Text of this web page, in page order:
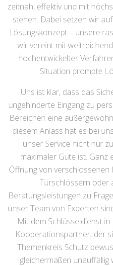
zeitnah, effektiv und mit
stehen. Dabei setzen wir
Lösungskonzept – unsere
wir vereint mit
hochentwickelter
Situation prompte
Uns ist klar, dass das
ungehinderte Eingang zu
Bereichen eine
diesem Anlass hat es bei
unser Service nicht nur
maximaler Güte ist. Ganz
Öffnung von
Türschlössern oder
Beratungsleistungen zu
unser Team von Experten
Mit dem Schlüsseldienst
Kooperationspartner, der
Themenkreis Schutz
gleichermaßen